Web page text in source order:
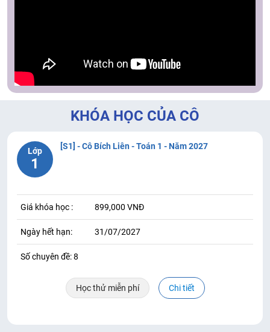
KHÓA HỌC CỦA CÔ
Lớp
1
[S1] - Cô Bích Liên - Toán 1 - Năm 2027
Giá khóa học : 899,000 VNĐ
Ngày hết hạn: 31/07/2027
Số chuyên đề: 8
Học thử miễn phí Chi tiết